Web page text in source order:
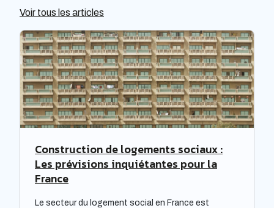
Voir tous les articles
Construction de logements sociaux :
Les prévisions inquiétantes pour la
France
Le secteur du logement social en France est